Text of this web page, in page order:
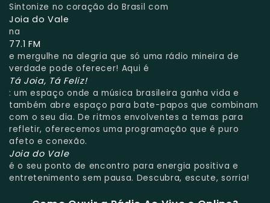
Sintonize no coração do Brasil com
Joia do Vale
na
77.1 FM
e mergulhe na alegria que só uma rádio mineira de
verdade pode oferecer! Aqui é
Tá Joia, Tá Feliz!
: um espaço onde a música brasileira ganha vida e
também abre espaço para bate-papos que combinam
com o seu dia. De ritmos envolventes a temas para
refletir, oferecemos uma programação que é puro
afeto e conexão.
Joia do Vale
é o seu ponto de encontro para energia positiva e
entretenimento sem pausa. Descubra, escute, sorria!